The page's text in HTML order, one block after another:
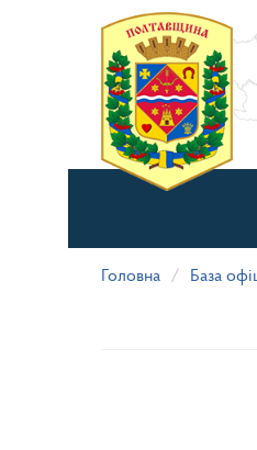
матеріалу
Головна База